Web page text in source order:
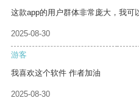
这款app的用户群体非常庞大，我可
2025-08-30
游客
我喜欢这个软件 作者加油
2025-08-30